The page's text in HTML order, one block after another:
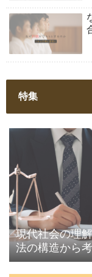
特集
現代社会の理
法の構造から